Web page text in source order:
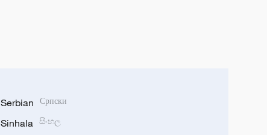
Serbian Српски
Sinhala සිංහල